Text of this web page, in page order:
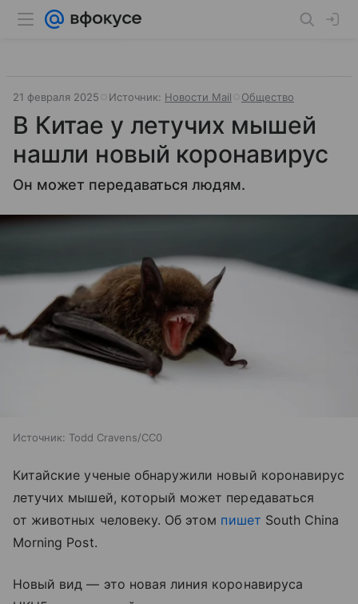
21 февраля 2025 Источник: Новости Mail Общество
В Китае у летучих мышей
нашли новый коронавирус
Он может передаваться людям.
Источник: Todd Cravens/CC0
Китайские ученые обнаружили новый коронавирус
летучих мышей, который может передаваться
от животных человеку. Об этом пишет South China
Morning Post.
Новый вид — это новая линия коронавируса